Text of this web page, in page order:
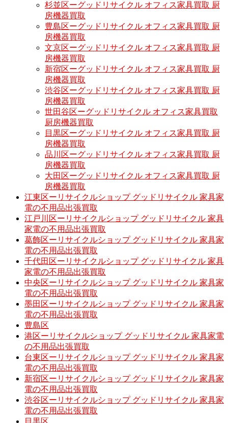
杉並区ーグッドリサイクル オフィス家具買取 厨
房機器買取
豊島区ーグッドリサイクル オフィス家具買取 厨
房機器買取
文京区ーグッドリサイクル オフィス家具買取 厨
房機器買取
新宿区ーグッドリサイクル オフィス家具買取 厨
房機器買取
渋谷区ーグッドリサイクル オフィス家具買取 厨
房機器買取
世田谷区ーグッドリサイクル オフィス家具買取
厨房機器買取
目黒区ーグッドリサイクル オフィス家具買取 厨
房機器買取
品川区ーグッドリサイクル オフィス家具買取 厨
房機器買取
大田区ーグッドリサイクル オフィス家具買取 厨
房機器買取
江東区ーリサイクルショップ グッドリサイクル 家具家
電の不用品出張買取
江戸川区ーリサイクルショップ グッドリサイクル 家具
家電の不用品出張買取
葛飾区ーリサイクルショップ グッドリサイクル 家具家
電の不用品出張買取
千代田区ーリサイクルショップ グッドリサイクル 家具
家電の不用品出張買取
中央区ーリサイクルショップ グッドリサイクル 家具家
電の不用品出張買取
墨田区ーリサイクルショップ グッドリサイクル 家具家
電の不用品出張買取
豊島区
港区ーリサイクルショップ グッドリサイクル 家具家電
の不用品出張買取
台東区ーリサイクルショップ グッドリサイクル 家具家
電の不用品出張買取
新宿区ーリサイクルショップ グッドリサイクル 家具家
電の不用品出張買取
渋谷区ーリサイクルショップ グッドリサイクル 家具家
電の不用品出張買取